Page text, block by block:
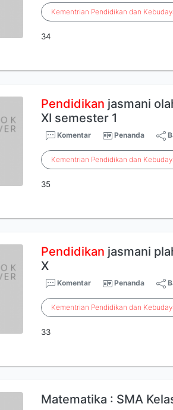
Kementrian Pendidikan dan
34
Pendidikan jasmani
XI semester 1
Komentar Penanda
Kementrian Pendidikan dan
35
Pendidikan jasmani
X
Komentar Penanda
Kementrian Pendidikan dan
33
Matematika : SMA